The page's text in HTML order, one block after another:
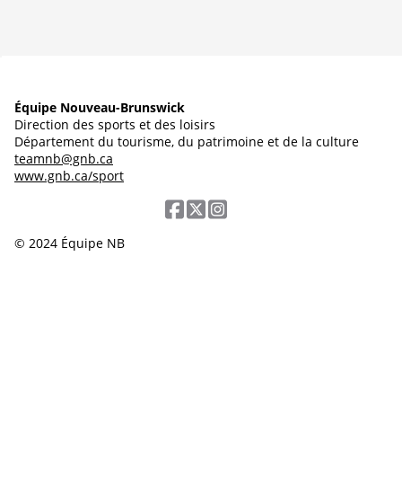
Équipe Nouveau-Brunswick
Direction des sports et des loisirs
Département du tourisme, du patrimoine et de la culture
teamnb@gnb.ca
www.gnb.ca/sport
© 2024 Équipe NB